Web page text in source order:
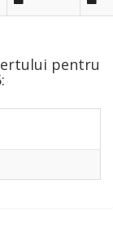
pentru